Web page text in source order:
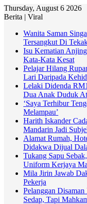
Thursday, August 6 2026
Berita | Viral
Wanita Saman
Tersangkut Di
Isu Kematian
Kata-Kata Kesat
Pelajar Hilang
Lari Daripada
Lelaki Didenda
Dua Anak Duduk
‘Saya Terhibur
Melampau’
Harith Iskander
Mandarin Jadi
Alamat Rumah,
Didakwa Dijual
Tukang Sapu
Uniform Kerjaya
Mila Jirin Jawab
Pekerja
Pelanggan
Sedap, Tapi